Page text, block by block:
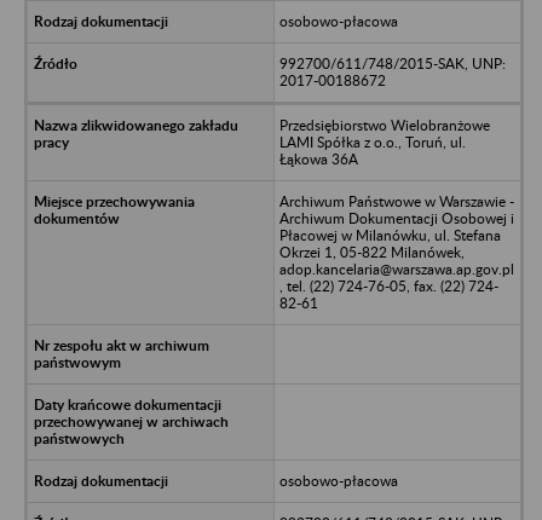
osobowo-płacowa
992700/611/748/2015-SAK, UNP:
2017-00188672
Przedsiębiorstwo Wielobranżowe
LAMI Spółka z o.o., Toruń, ul.
Łąkowa 36A
Archiwum Państwowe w Warszawie -
Archiwum Dokumentacji Osobowej i
Płacowej w Milanówku, ul. Stefana
Okrzei 1, 05-822 Milanówek,
adop.kancelaria@warszawa.ap.gov.pl
, tel. (22) 724-76-05, fax. (22) 724-
82-61
osobowo-płacowa